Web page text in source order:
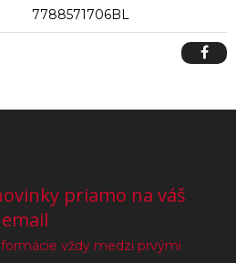
7788571706BL
priamo na váš
email
vždy medzi prvými